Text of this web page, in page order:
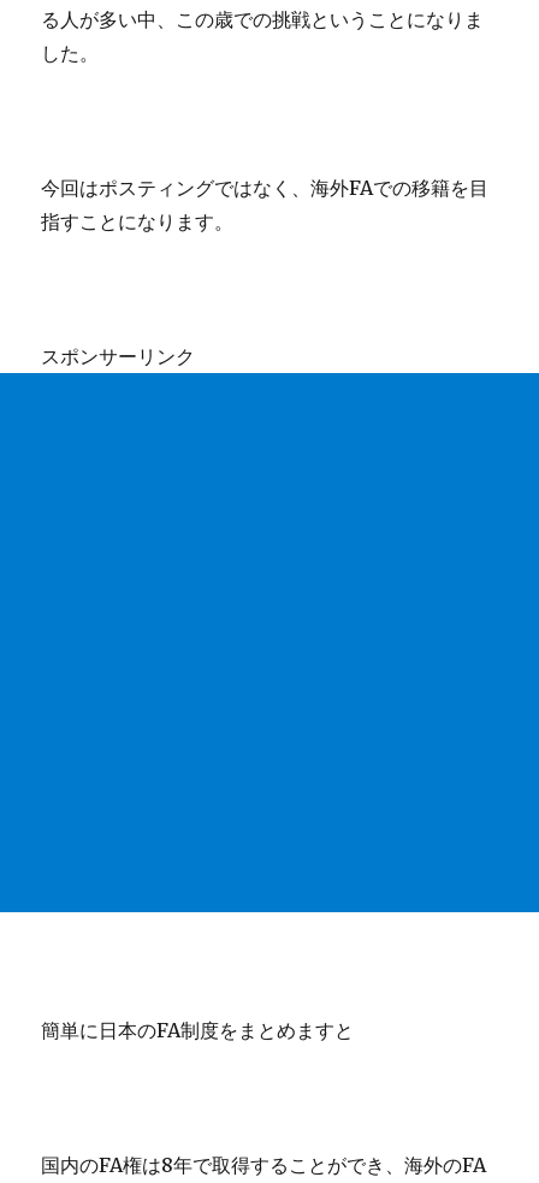
る人が多い中、この歳での挑戦ということになりま
した。
今回はポスティングではなく、海外FAでの移籍を目
指すことになります。
スポンサーリンク
簡単に日本のFA制度をまとめますと
国内のFA権は8年で取得することができ、海外のFA